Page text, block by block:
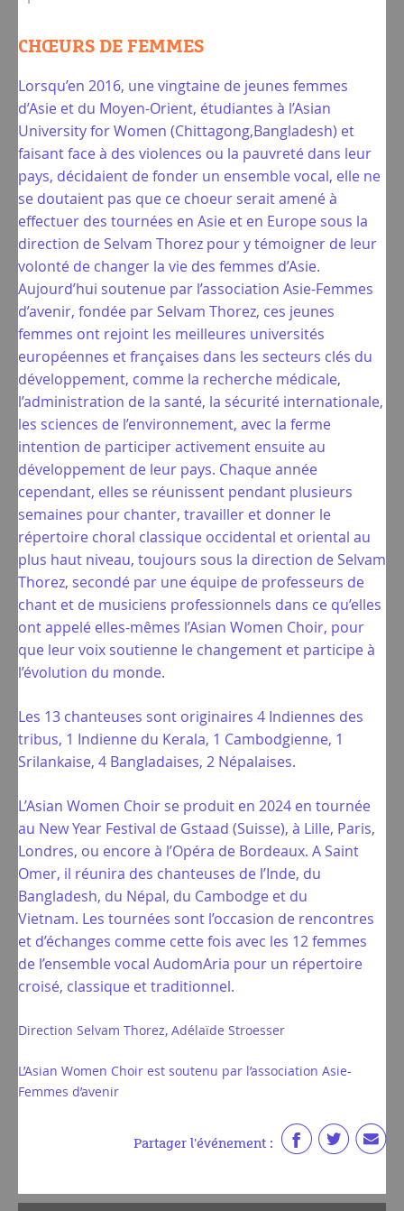
CHŒURS DE FEMMES
Lorsqu’en 2016, une vingtaine de jeunes femmes
d’Asie et du Moyen-Orient, étudiantes à l’Asian
University for Women (Chittagong,Bangladesh) et
faisant face à des violences ou la pauvreté dans leur
pays, décidaient de fonder un ensemble vocal, elle ne
se doutaient pas que ce choeur serait amené à
effectuer des tournées en Asie et en Europe sous la
direction de Selvam Thorez pour y témoigner de leur
volonté de changer la vie des femmes d’Asie.
Aujourd’hui soutenue par l’association Asie-Femmes
d’avenir, fondée par Selvam Thorez, ces jeunes
femmes ont rejoint les meilleures universités
européennes et françaises dans les secteurs clés du
développement, comme la recherche médicale,
l’administration de la santé, la sécurité internationale,
les sciences de l’environnement, avec la ferme
intention de participer activement ensuite au
développement de leur pays. Chaque année
cependant, elles se réunissent pendant plusieurs
semaines pour chanter, travailler et donner le
répertoire choral classique occidental et oriental au
plus haut niveau, toujours sous la direction de Selvam
Thorez, secondé par une équipe de professeurs de
chant et de musiciens professionnels dans ce qu’elles
ont appelé elles-mêmes l’Asian Women Choir, pour
que leur voix soutienne le changement et participe à
l’évolution du monde.
Les 13 chanteuses sont originaires 4 Indiennes des
tribus, 1 Indienne du Kerala, 1 Cambodgienne, 1
Srilankaise, 4 Bangladaises, 2 Népalaises.
L’Asian Women Choir se produit en 2024 en tournée
au New Year Festival de Gstaad (Suisse), à Lille, Paris,
Londres, ou encore à l’Opéra de Bordeaux. A Saint
Omer, il réunira des chanteuses de l’Inde, du
Bangladesh, du Népal, du Cambodge et du
Vietnam. Les tournées sont l’occasion de rencontres
et d’échanges comme cette fois avec les 12 femmes
de l’ensemble vocal AudomAria pour un répertoire
croisé, classique et traditionnel.
Direction Selvam Thorez, Adélaïde Stroesser
L’Asian Women Choir est soutenu par l’association Asie-
Femmes d’avenir
Partager l'événement :